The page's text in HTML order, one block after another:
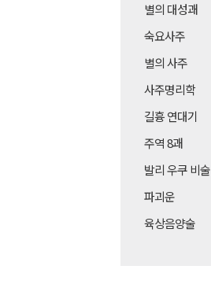
별의 대성괘
숙요사주
별의 사주
사주명리학
길흉 연대기
주역 8괘
발리 우쿠 비술
파괴운
육상음양술